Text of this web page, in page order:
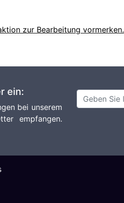
zur Bearbeitung vormerken.
ein:
bei unserem
empfangen.